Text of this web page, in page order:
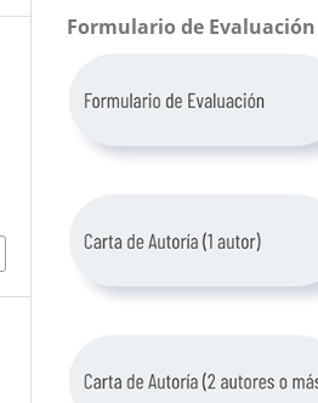
Formulario de Evaluación